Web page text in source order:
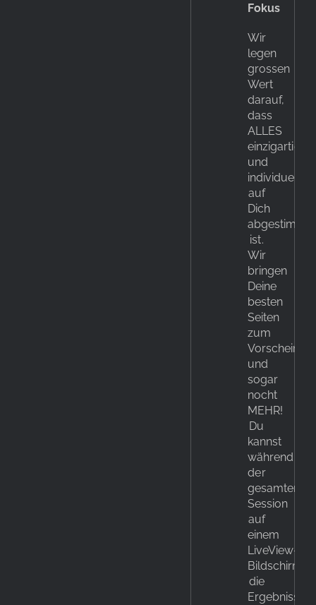
Fokus
Wir
legen
grossen
Wert
darauf,
dass
ALLES
einzigartig
und
individuell
auf
Dich
abgestimmt
ist.
Wir
bringen
Deine
besten
Seiten
zum
Vorschein
und
sogar
nocht
MEHR!
Du
kannst
während
der
gesamten
Session
auf
einem
LiveView-
Bildschirm
die
Ergebnisse